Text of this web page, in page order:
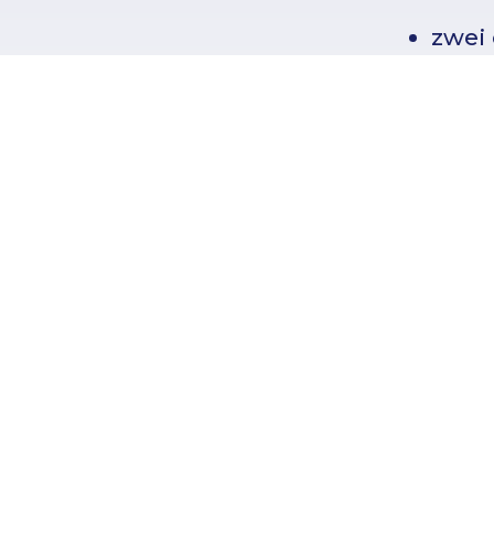
zwei